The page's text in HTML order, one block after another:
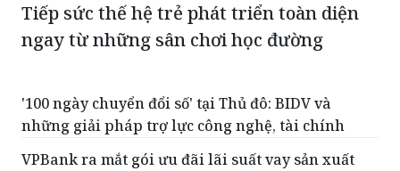
Tiếp sức thế hệ trẻ phát triển toàn diện
ngay từ những sân chơi học đường
'100 ngày chuyển đổi số' tại Thủ đô: BIDV và
những giải pháp trợ lực công nghệ, tài chính
VPBank ra mắt gói ưu đãi lãi suất vay sản xuất